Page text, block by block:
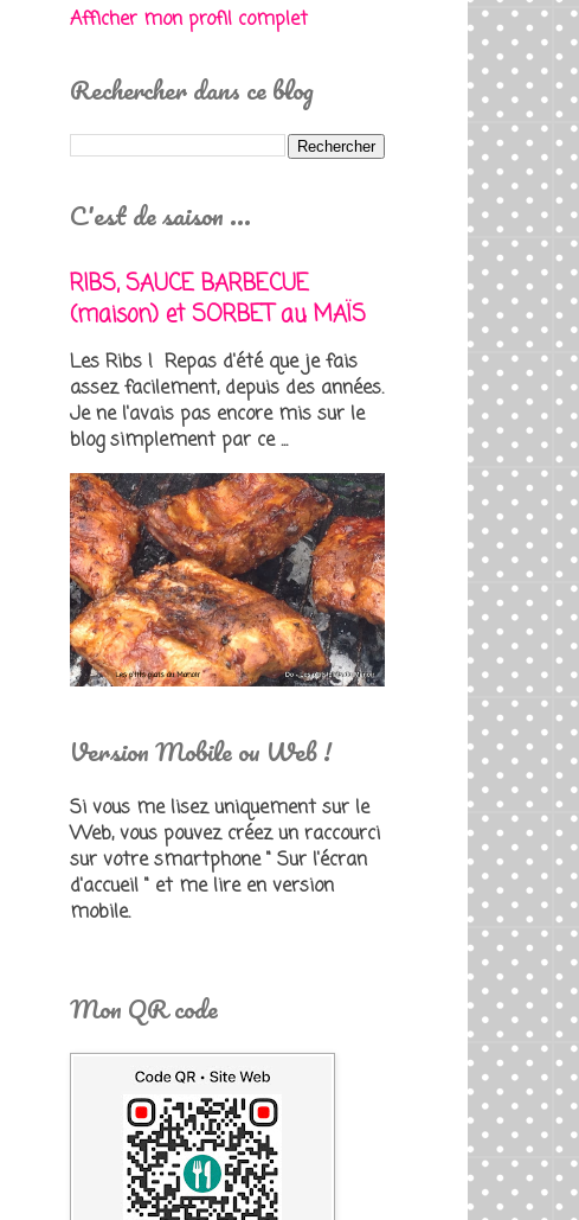
Afficher mon profil complet
Rechercher dans ce blog
C'est de saison ...
RIBS, SAUCE BARBECUE
(maison) et SORBET au MAÏS
Les Ribs ! Repas d'été que je fais
assez facilement, depuis des années.
Je ne l'avais pas encore mis sur le
blog simplement par ce ...
Version Mobile ou Web !
Si vous me lisez uniquement sur le
Web, vous pouvez créez un raccourci
sur votre smartphone " Sur l'écran
d'accueil " et me lire en version
mobile.
Mon QR code